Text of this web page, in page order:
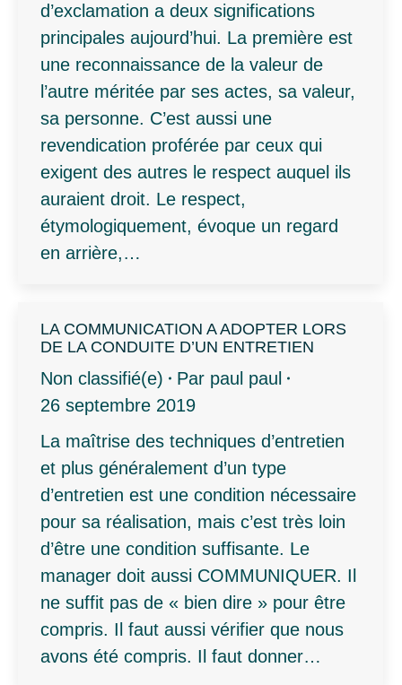
d’exclamation a deux significations
principales aujourd’hui. La première est
une reconnaissance de la valeur de
l’autre méritée par ses actes, sa valeur,
sa personne. C’est aussi une
revendication proférée par ceux qui
exigent des autres le respect auquel ils
auraient droit. Le respect,
étymologiquement, évoque un regard
en arrière,…
LA COMMUNICATION A ADOPTER LORS
DE LA CONDUITE D’UN ENTRETIEN
Non classifié(e) Par paul paul
26 septembre 2019
La maîtrise des techniques d’entretien
et plus généralement d’un type
d’entretien est une condition nécessaire
pour sa réalisation, mais c’est très loin
d’être une condition suffisante. Le
manager doit aussi COMMUNIQUER. Il
ne suffit pas de « bien dire » pour être
compris. Il faut aussi vérifier que nous
avons été compris. Il faut donner…